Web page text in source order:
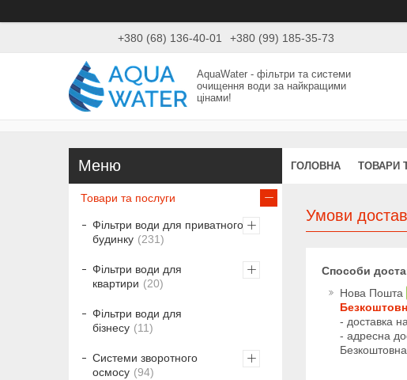
+380 (68) 136-40-01 +380 (99) 185-35-73
AquaWater - фільтри та системи
очищення води за найкращими
цінами!
ГОЛОВНА ТОВАРИ
Умови
Способи
Нова Пошта
- доставка
- адресна
Товари та послуги
Фільтри води для приватного
будинку
231
Фільтри води для
квартири
20
Фільтри води для
бізнесу
11
Системи зворотного
осмосу
94